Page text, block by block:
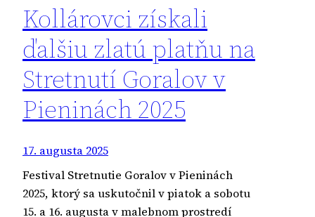
Kollárovci získali
ďalšiu zlatú platňu na
Stretnutí Goralov v
Pieninách 2025
17. augusta 2025
Festival Stretnutie Goralov v Pieninách
2025, ktorý sa uskutočnil v piatok a sobotu
15. a 16. augusta v malebnom prostredí